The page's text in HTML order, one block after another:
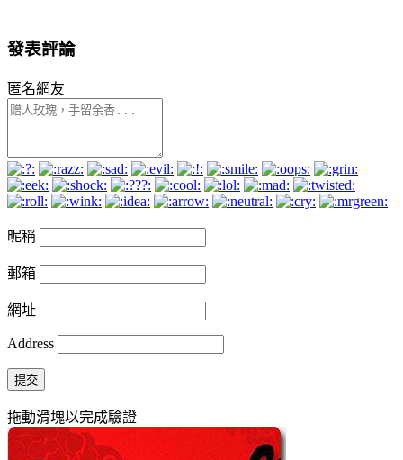
發表評論
匿名網友
昵稱
郵箱
網址
Address
提交
拖動滑塊以完成驗證